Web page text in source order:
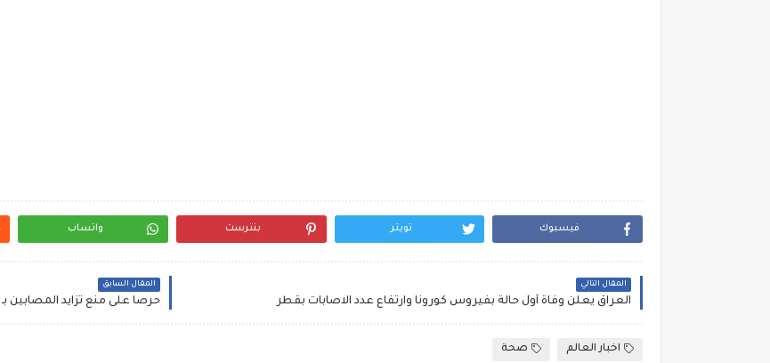
فيسبوك تويتر بنترست واتساب
المقال التالي
العراق يعلن وفاة أول حالة بفيروس كورونا وارتفاع عدد الاصابات بقطر
المقال السابق
حرصا على منع تزايد المصابين
اخبار العالم صحة